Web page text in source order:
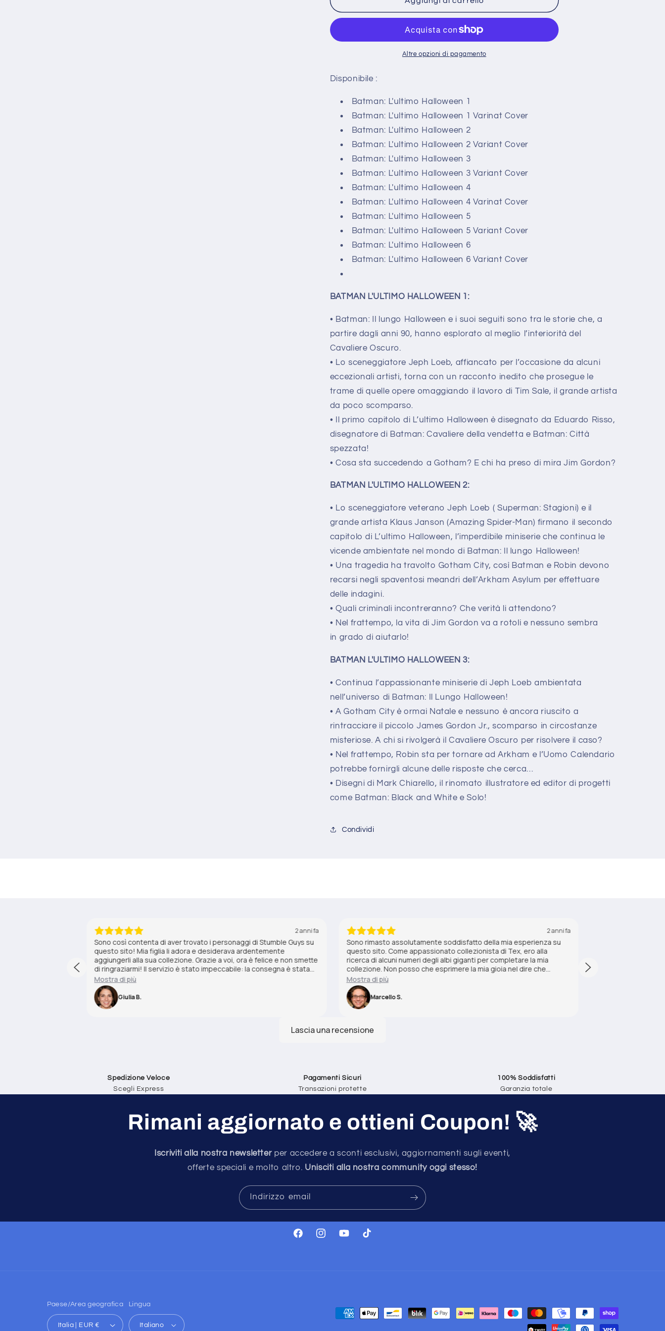
L&#39;Ultimo
Halloween
2
5
e
L&#39;Ultimo
2
e
Altre opzioni di pagamento
Disponibile :
Batman: L'ultimo Halloween 1
Batman: L'ultimo Halloween 1 Varinat Cover
Batman: L'ultimo Halloween 2
Batman: L'ultimo Halloween 2 Variant Cover
Batman: L'ultimo Halloween 3
Batman: L'ultimo Halloween 3 Variant Cover
Batman: L'ultimo Halloween 4
Batman: L'ultimo Halloween 4 Varinat Cover
Batman: L'ultimo Halloween 5
Batman: L'ultimo Halloween 5 Variant Cover
Batman: L'ultimo Halloween 6
Batman: L'ultimo Halloween 6 Variant Cover
BATMAN L'ULTIMO HALLOWEEN 1:
• Batman: Il lungo Halloween e i suoi seguiti sono tra le storie che, a
partire dagli anni 90, hanno esplorato al meglio l’interiorità del
Cavaliere Oscuro.
• Lo sceneggiatore Jeph Loeb, affiancato per l’occasione da alcuni
eccezionali artisti, torna con un racconto inedito che prosegue le
trame di quelle opere omaggiando il lavoro di Tim Sale, il grande artista
da poco scomparso.
• Il primo capitolo di L’ultimo Halloween è disegnato da Eduardo Risso,
disegnatore di Batman: Cavaliere della vendetta e Batman: Città
spezzata!
• Cosa sta succedendo a Gotham? E chi ha preso di mira Jim Gordon?
BATMAN L'ULTIMO HALLOWEEN 2:
• Lo sceneggiatore veterano Jeph Loeb ( Superman: Stagioni) e il
grande artista Klaus Janson (Amazing Spider-Man) firmano il secondo
capitolo di L’ultimo Halloween, l’imperdibile miniserie che continua le
vicende ambientate nel mondo di Batman: Il lungo Halloween!
• Una tragedia ha travolto Gotham City, così Batman e Robin devono
recarsi negli spaventosi meandri dell’Arkham Asylum per effettuare
delle indagini.
• Quali criminali incontreranno? Che verità li attendono?
• Nel frattempo, la vita di Jim Gordon va a rotoli e nessuno sembra
in grado di aiutarlo!
BATMAN L'ULTIMO HALLOWEEN 3:
• Continua l’appassionante miniserie di Jeph Loeb ambientata
nell’universo di Batman: Il Lungo Halloween!
• A Gotham City è ormai Natale e nessuno è ancora riuscito a
rintracciare il piccolo James Gordon Jr., scomparso in circostanze
misteriose. A chi si rivolgerà il Cavaliere Oscuro per risolvere il caso?
• Nel frattempo, Robin sta per tornare ad Arkham e l’Uomo Calendario
potrebbe fornirgli alcune delle risposte che cerca…
• Disegni di Mark Chiarello, il rinomato illustratore ed editor di progetti
come Batman: Black and White e Solo!
Condividi
2 anni fa
Sono così contenta di aver trovato i personaggi di Stumble Guys su
questo sito! Mia figlia li adora e desiderava ardentemente
aggiungerli alla sua collezione. Grazie a voi, ora è felice e non smette
di ringraziarmi! Il servizio è stato impeccabile: la consegna è stata
rapida e i prodotti sono arrivati in perfette condizioni. Grazie ancora
per aver reso mia figlia così felice!
Mostra di più
Giulia B.
2 anni fa
Sono rimasto assolutamente soddisfatto della mia esperienza su
questo sito. Come appassionato collezionista di Tex, ero alla
ricerca di alcuni numeri degli albi giganti per completare la mia
collezione. Non posso che esprimere la mia gioia nel dire che
questo sito ha superato tutte le mie aspettative. Ho trovato i numeri
che mi mancavano da anni. La spedizione è stata rapida e
l'imballaggio impeccabile, garantendo che i fumetti arrivassero in
condizioni perfette. Consiglio vivamente questo sito a tutti i
Mostra di più
Marcello S.
Spedizione Veloce
Scegli Express
Pagamenti Sicuri
Transazioni protette
100% Soddisfatti
Garanzia totale
Rimani aggiornato e ottieni Coupon! 🚀
Iscriviti alla nostra newsletter per accedere a sconti esclusivi, aggiornamenti sugli eventi,
offerte speciali e molto altro. Unisciti alla nostra community oggi stesso!
Indirizzo email
FacebookInstagramYouTubeTikTok
Paese/Area geografica
Italia | EUR €
Lingua
Italiano
Metodi